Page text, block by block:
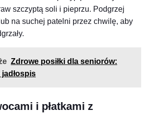
szczyptą soli i pieprzu. Podgrzej
na suchej patelni przez chwilę, aby
Zdrowe posiłki dla seniorów:
jadłospis
i płatkami z